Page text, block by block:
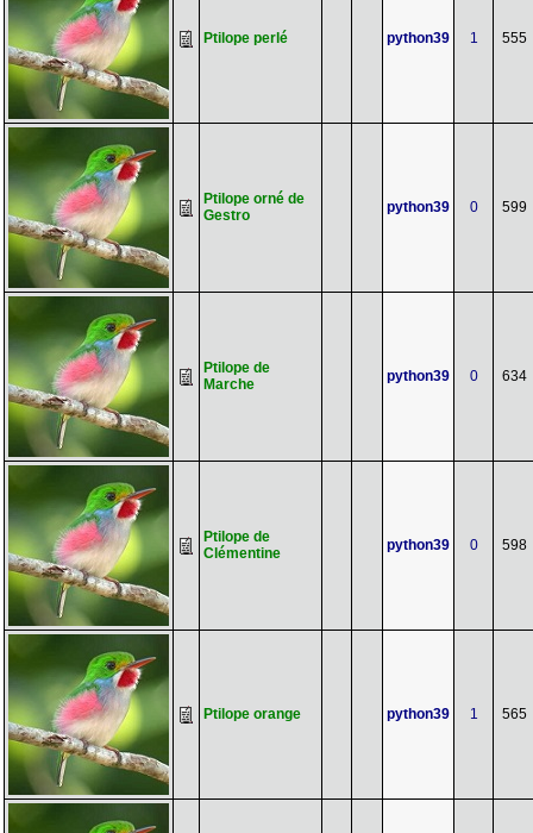
Ptilope perlé python39 1 555
Ptilope orné de
Gestro
python39 0 599
Ptilope de
Marche
python39 0 634
Ptilope de
Clémentine
python39 0 598
Ptilope orange python39 1 565